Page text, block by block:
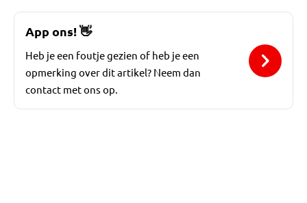
App ons!👋
Heb je een foutje gezien of heb je een
opmerking over dit artikel? Neem dan
contact met ons op.